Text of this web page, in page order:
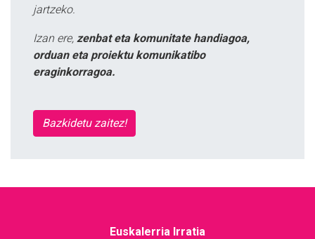
jartzeko.
Izan ere, zenbat eta komunitate handiagoa,
orduan eta proiektu komunikatibo
eraginkorragoa.
Bazkidetu zaitez!
Euskalerria Irratia